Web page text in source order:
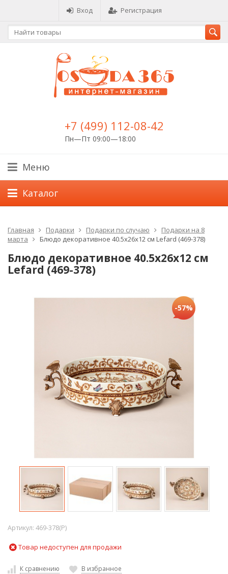
Вход Регистрация
+7 (499) 112-08-42
Пн—Пт 09:00—18:00
Меню
Каталог
Главная Подарки Подарки по случаю
Подарки на 8
марта
Блюдо декоративное 40.5x26x12 см Lefard (469-378)
Блюдо декоративное 40.5x26x12 см
Lefard (469-378)
-57%
Артикул: 469-378(P)
Товар недоступен для продажи
К сравнению В избранное